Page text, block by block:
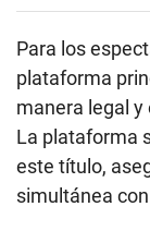
Para los
plataforma
manera legal
La plataforma
este título,
simultánea